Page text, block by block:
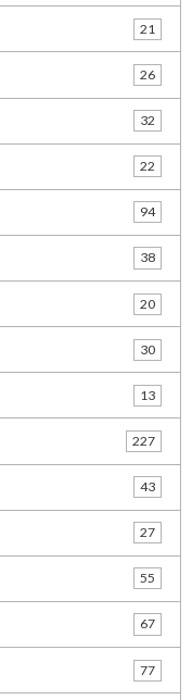
21
26
32
22
94
38
20
30
13
227
43
27
55
67
77